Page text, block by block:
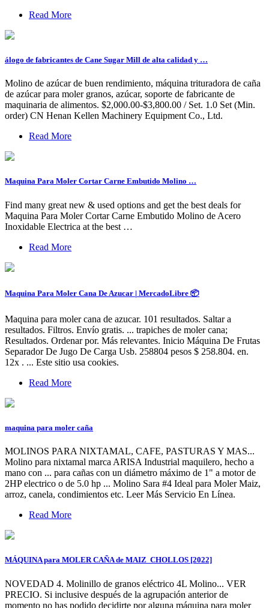
Read More
álogo de fabricantes de Cane Sugar Mill de alta calidad y …
Molino de azúcar de buen rendimiento, máquina trituradora de caña
de azúcar para moler granos, azúcar, soporte de fabricante de
maquinaria de alimentos. $2,000.00-$3,800.00 / Set. 1.0 Set (Min.
order) CN Henan Kellen Machinery Equipment Co., Ltd.
Read More
Maquina Para Moler Cortar Carne Embutido Molino …
Find many great new & used options and get the best deals for
Maquina Para Moler Cortar Carne Embutido Molino de Acero
Inoxidable Electrica at the best …
Read More
Maquina Para Moler Cana De Azucar | MercadoLibre 📦
Maquina para moler cana de azucar. 101 resultados. Saltar a
resultados. Filtros. Envío gratis. ... trapiches de moler cana;
Resultados. Ordenar por. Más relevantes. Inicio Máquina De Frutas
Separador De Jugo De Carga Usb. 258804 pesos $ 258.804. en.
12x . ... Este sitio usa cookies.
Read More
maquina para moler caña
MOLINOS PARA NIXTAMAL, CAFE, PASTURAS Y MAS...
Molino para nixtamal marca ARISA Industrial maquilero, hecho a
mano con ... para cañas con un diámetro máximo de 1" a motor de
2HP electrico o de 5.0 hp ... Molino Sara #4 Ideal para Moler Maiz,
arroz, canela, condimientos etc. Leer Más Servicio En Línea.
Read More
MÁQUINA para MOLER CAÑA de MAIZ ️ CHOLLOS [2022]
NOVEDAD 4. Molinillo de granos eléctrico 4L Molino... VER
PRECIO. Si inclusive después de la agrupación anterior de
momento no has podido decidirte por alguna máquina para moler